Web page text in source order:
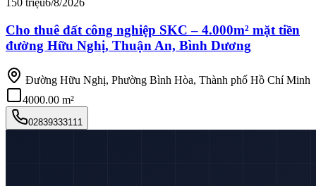
150 triệu6/8/2026
Cho thuê đất công nghiệp SKC – 4.000m² mặt tiền
đường Hữu Nghị, Thuận An, Bình Dương
Đường Hữu Nghị, Phường Bình Hòa, Thành phố Hồ Chí Minh
4000.00 m²
02839333111